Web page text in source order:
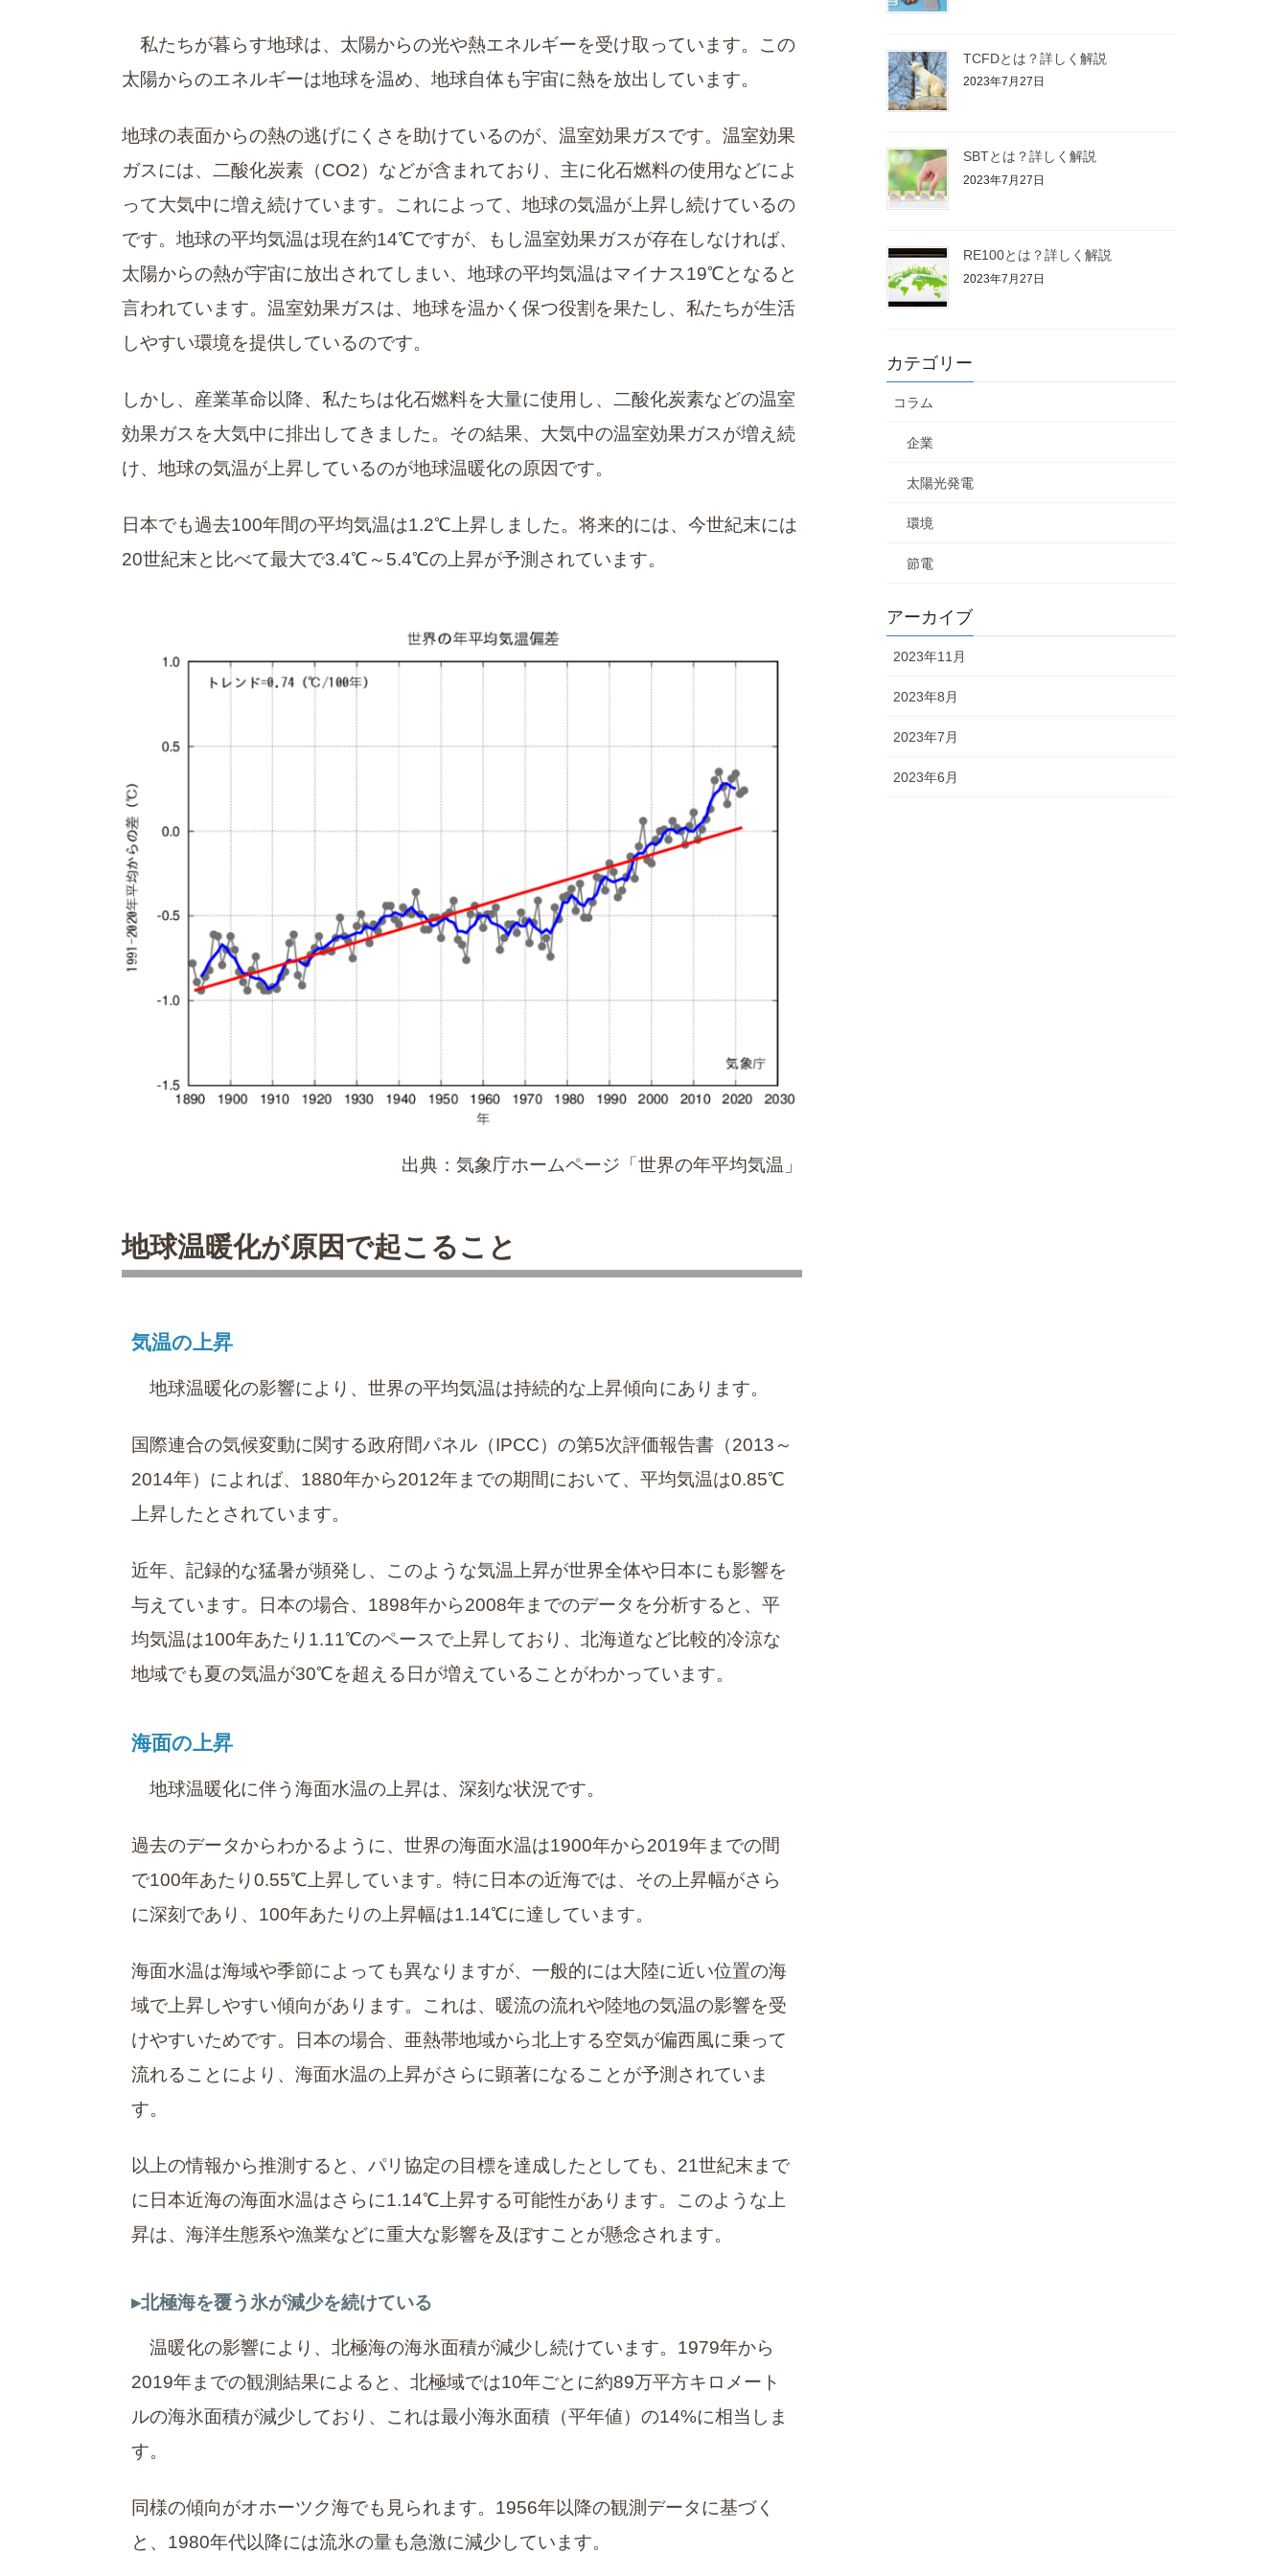
私たちが暮らす地球は、太陽からの光や熱エネルギーを受け取っています。この
太陽からのエネルギーは地球を温め、地球自体も宇宙に熱を放出しています。
地球の表面からの熱の逃げにくさを助けているのが、温室効果ガスです。温室効果
ガスには、二酸化炭素（CO2）などが含まれており、主に化石燃料の使用などによ
って大気中に増え続けています。これによって、地球の気温が上昇し続けているの
です。地球の平均気温は現在約14℃ですが、もし温室効果ガスが存在しなければ、
太陽からの熱が宇宙に放出されてしまい、地球の平均気温はマイナス19℃となると
言われています。温室効果ガスは、地球を温かく保つ役割を果たし、私たちが生活
しやすい環境を提供しているのです。
しかし、産業革命以降、私たちは化石燃料を大量に使用し、二酸化炭素などの温室
効果ガスを大気中に排出してきました。その結果、大気中の温室効果ガスが増え続
け、地球の気温が上昇しているのが地球温暖化の原因です。
日本でも過去100年間の平均気温は1.2℃上昇しました。将来的には、今世紀末には
20世紀末と比べて最大で3.4℃～5.4℃の上昇が予測されています。
出典：気象庁ホームページ「世界の年平均気温」
地球温暖化が原因で起こること
気温の上昇
地球温暖化の影響により、世界の平均気温は持続的な上昇傾向にあります。
国際連合の気候変動に関する政府間パネル（IPCC）の第5次評価報告書（2013～
2014年）によれば、1880年から2012年までの期間において、平均気温は0.85℃
上昇したとされています。
近年、記録的な猛暑が頻発し、このような気温上昇が世界全体や日本にも影響を
与えています。日本の場合、1898年から2008年までのデータを分析すると、平
均気温は100年あたり1.11℃のペースで上昇しており、北海道など比較的冷涼な
地域でも夏の気温が30℃を超える日が増えていることがわかっています。
海面の上昇
地球温暖化に伴う海面水温の上昇は、深刻な状況です。
過去のデータからわかるように、世界の海面水温は1900年から2019年までの間
で100年あたり0.55℃上昇しています。特に日本の近海では、その上昇幅がさら
に深刻であり、100年あたりの上昇幅は1.14℃に達しています。
海面水温は海域や季節によっても異なりますが、一般的には大陸に近い位置の海
域で上昇しやすい傾向があります。これは、暖流の流れや陸地の気温の影響を受
けやすいためです。日本の場合、亜熱帯地域から北上する空気が偏西風に乗って
流れることにより、海面水温の上昇がさらに顕著になることが予測されていま
す。
以上の情報から推測すると、パリ協定の目標を達成したとしても、21世紀末まで
に日本近海の海面水温はさらに1.14℃上昇する可能性があります。このような上
昇は、海洋生態系や漁業などに重大な影響を及ぼすことが懸念されます。
北極海を覆う氷が減少を続けている
温暖化の影響により、北極海の海氷面積が減少し続けています。1979年から
2019年までの観測結果によると、北極域では10年ごとに約89万平方キロメート
ルの海氷面積が減少しており、これは最小海氷面積（平年値）の14%に相当しま
す。
同様の傾向がオホーツク海でも見られます。1956年以降の観測データに基づく
と、1980年代以降には流氷の量も急激に減少しています。
TCFDとは？詳しく解説
2023年7月27日
SBTとは？詳しく解説
2023年7月27日
RE100とは？詳しく解説
2023年7月27日
カテゴリー
コラム
企業
太陽光発電
環境
節電
アーカイブ
2023年11月
2023年8月
2023年7月
2023年6月